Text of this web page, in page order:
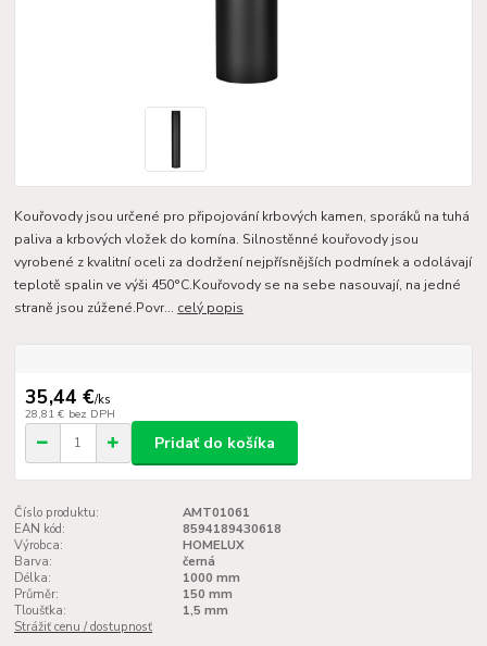
Kouřovody jsou určené pro připojování krbových kamen, sporáků na tuhá
paliva a krbových vložek do komína. Silnostěnné kouřovody jsou
vyrobené z kvalitní oceli za dodržení nejpřísnějších podmínek a odolávají
teplotě spalin ve výši 450°C.Kouřovody se na sebe nasouvají, na jedné
straně jsou zúžené.Povr... celý popis
35,44 €/ks
28,81 € bez DPH
Pridať do košíka
Číslo produktu:
AMT01061
EAN kód:
8594189430618
Výrobca:
HOMELUX
Barva:
černá
Délka:
1000 mm
Průměr:
150 mm
Tloušťka:
1,5 mm
Strážiť cenu / dostupnosť